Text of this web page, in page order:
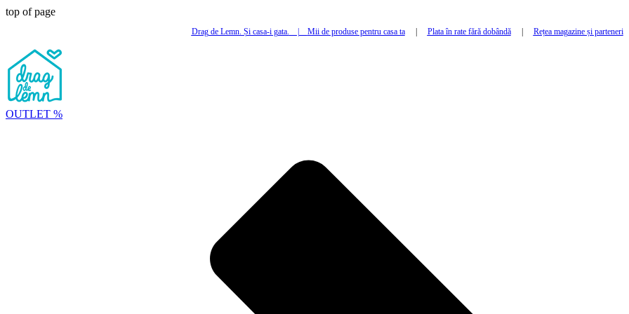
top of page
Drag de Lemn. Și casa-i gata. Mii de produse pentru casa ta| Plata în rate fără dobândă| Rețea magazine și parteneri
OUTLET %